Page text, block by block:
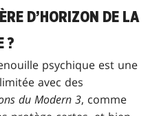
D’HORIZON DE LA
?
psychique est une
avec des
du Modern 3, comme